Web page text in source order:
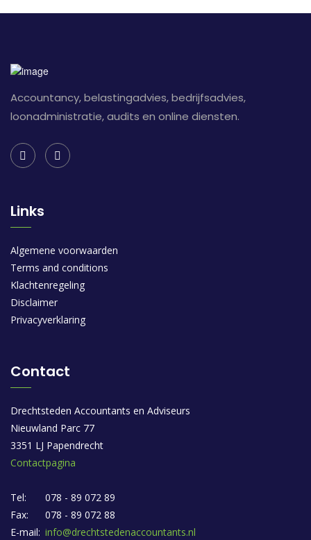
Accountancy, belastingadvies, bedrijfsadvies,
loonadministratie, audits en online diensten.
Links
Algemene voorwaarden
Terms and conditions
Klachtenregeling
Disclaimer
Privacyverklaring
Contact
Drechtsteden Accountants en Adviseurs
Nieuwland Parc 77
3351 LJ Papendrecht
Contactpagina
Tel:
078 - 89 072 89
Fax:
078 - 89 072 88
E-mail: info@drechtstedenaccountants.nl